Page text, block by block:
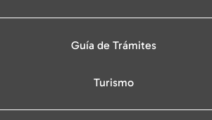
Guía de Trámites
Turismo